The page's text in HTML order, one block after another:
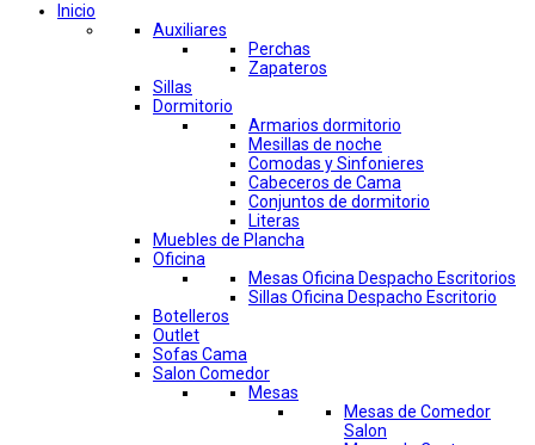
Inicio
Auxiliares
Perchas
Zapateros
Sillas
Dormitorio
Armarios dormitorio
Mesillas de noche
Comodas y Sinfonieres
Cabeceros de Cama
Conjuntos de dormitorio
Literas
Muebles de Plancha
Oficina
Mesas Oficina Despacho Escritorios
Sillas Oficina Despacho Escritorio
Botelleros
Outlet
Sofas Cama
Salon Comedor
Mesas
Mesas de Comedor
Salon